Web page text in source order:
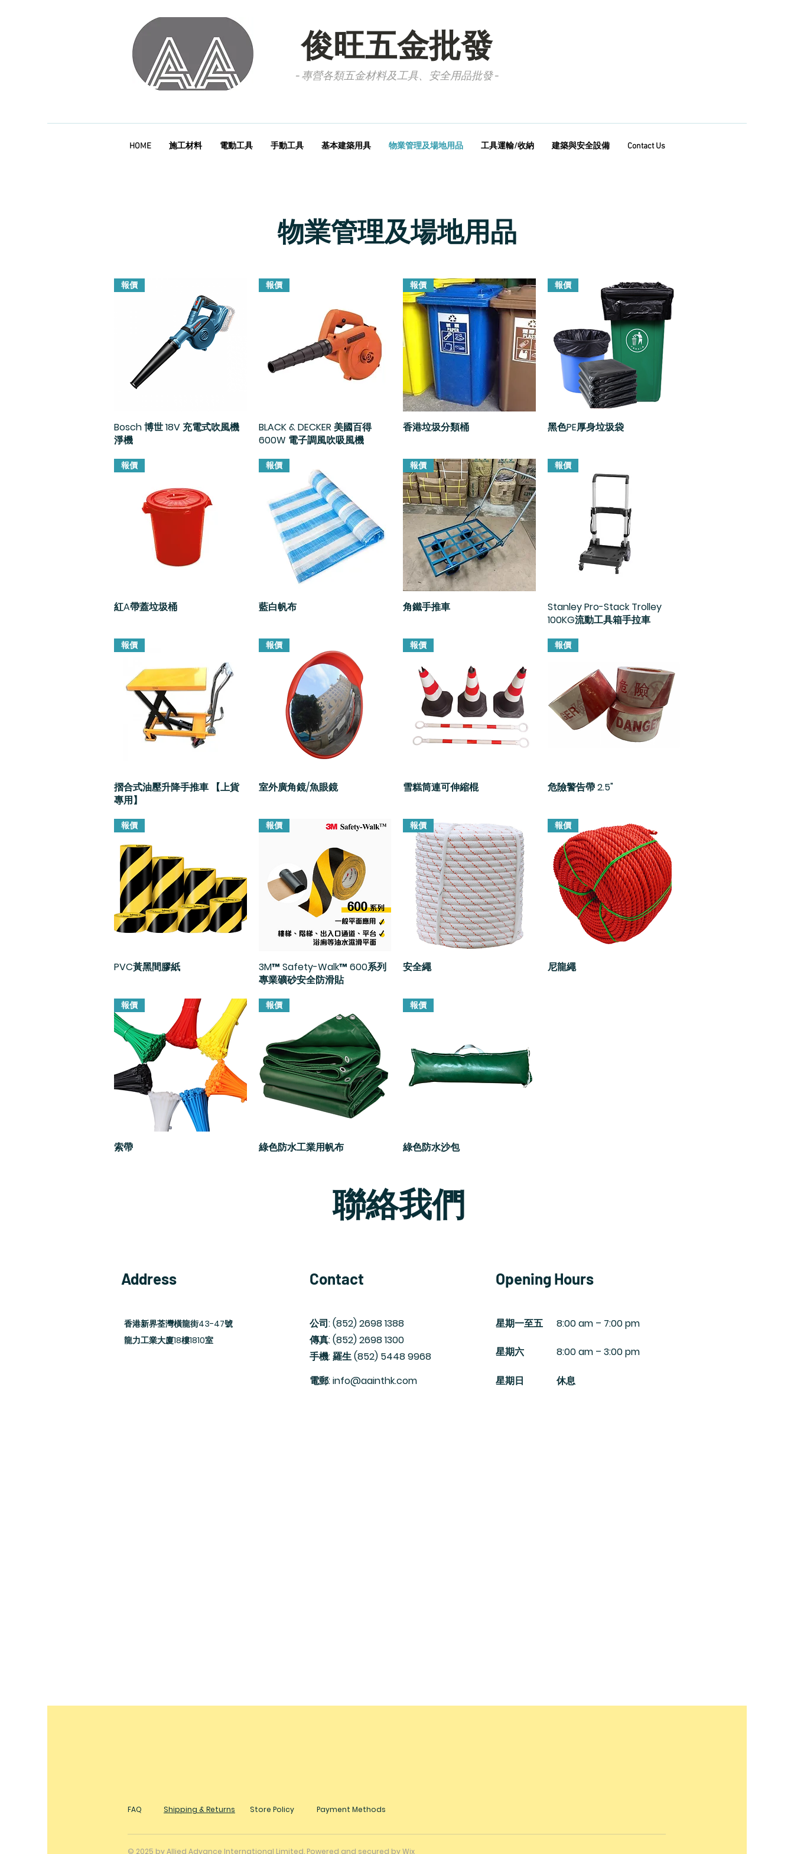
俊旺五金批發
- 專營各類五金材料及工具、安全用品批發 -
HOME 施工材料 電動工具 手動工具 基本建築用具 物業管理及場地用品 工具運輸/收納 建築與安全設備 Contact Us
物業管理及場地用品
聯絡我們
Address
香港新界荃灣橫龍街43-47號
龍力工業大廈18樓1810室
Contact
公司: (852) 2698 1388
傳真: (852) 2698 1300
手機: 羅生 (852) 5448 9968
電郵: info@aainthk.com
Opening Hours
​星期一至五 8:00 am – 7:00 pm
​星期六 8:00 am – 3:00 pm
星期日 休息
快速瀏覽
報價
Bosch 博世 18V 充電式吹風機
淨機
快速瀏覽
報價
BLACK & DECKER 美國百得
600W 電子調風吹吸風機
快速瀏覽
報價
香港垃圾分類桶 快速瀏覽
報價
黑色PE厚身垃圾袋
快速瀏覽
報價
紅A帶蓋垃圾桶
報價
藍白帆布
報價
角鐵手推車 快速瀏覽
報價
Stanley Pro-Stack Trolley
100KG流動工具箱手拉車
快速瀏覽
報價
摺合式油壓升降手推車 【上貨
專用】
快速瀏覽
報價
室外廣角鏡/魚眼鏡 快速瀏覽
報價
雪糕筒連可伸縮棍 快速瀏覽
報價
危險警告帶 2.5"
快速瀏覽
報價
PVC黃黑間膠紙 快速瀏覽
報價
3M™ Safety-Walk™ 600系列
專業礦砂安全防滑貼
報價
安全繩
報價
尼龍繩
報價
索帶 快速瀏覽
報價
綠色防水工業用帆布 快速瀏覽
報價
綠色防水沙包
FAQ Shipping & Returns Store Policy Payment Methods
© 2025 by Allied Advance International Limited. Powered and secured byWix